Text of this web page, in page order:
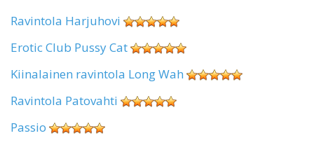
Ravintola Harjuhovi
Erotic Club Pussy Cat
Kiinalainen ravintola Long Wah
Ravintola Patovahti
Passio